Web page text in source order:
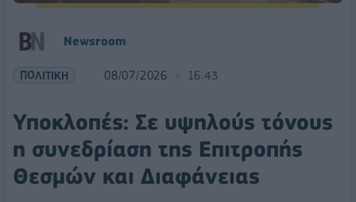
Newsroom
ΠΟΛΙΤΙΚΗ 08/07/2026 16:43
Υποκλοπές: Σε υψηλούς τόνους
η συνεδρίαση της Επιτροπής
Θεσμών και Διαφάνειας